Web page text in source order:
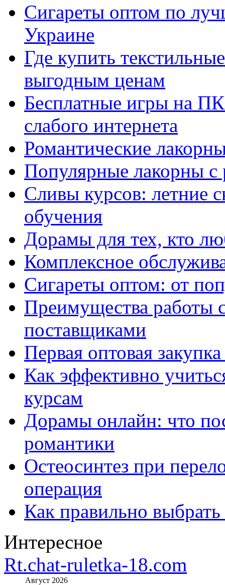
Сигареты оптом по
Украине
Где купить
выгодным ценам
Бесплатные игры на
слабого интернета
Романтические
Популярные лакорны с
Сливы курсов: летние
обучения
Дорамы для тех, кто
Комплексное
Сигареты оптом: от
Преимущества работы
поставщиками
Первая оптовая
Как эффективно
курсам
Дорамы онлайн: что
романтики
Остеосинтез при
операция
Как правильно
Интересное
Rt.chat-ruletka-18.com
Август 2026